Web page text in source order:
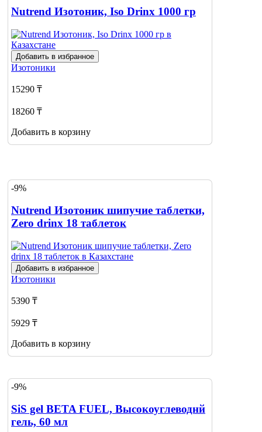
Nutrend Изотоник, Iso Drinx 1000 гр
Добавить в избранное
Изотоники
15290 ₸
18260 ₸
Добавить в корзину
-9%
Nutrend Изотоник шипучие таблетки,
Zero drinx 18 таблеток
Добавить в избранное
Изотоники
5390 ₸
5929 ₸
Добавить в корзину
-9%
SiS gel BETA FUEL, Высокоуглеводнй
гель, 60 мл